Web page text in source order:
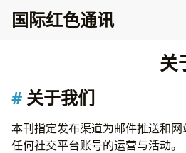
国际红色通讯
关
关于我们
本刊指定发布渠道为邮件推送和
任何社交平台账号的运营与活动。